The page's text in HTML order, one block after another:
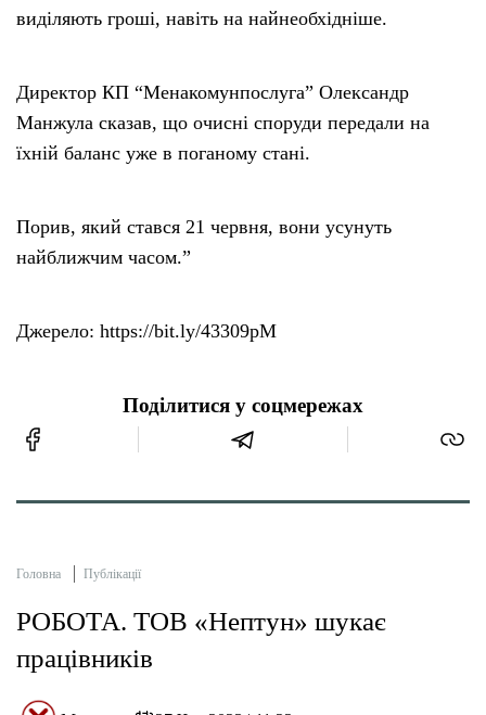
виділяють гроші, навіть на найнеобхідніше.
Директор КП “Менакомунпослуга” Олександр
Манжула сказав, що очисні споруди передали на
їхній баланс уже в поганому стані.
Порив, який стався 21 червня, вони усунуть
найближчим часом.”
Джерело: https://bit.ly/43309pM
Поділитися у соцмережах
Головна Публікації
РОБОТА. ТОВ «Нептун» шукає
працівників